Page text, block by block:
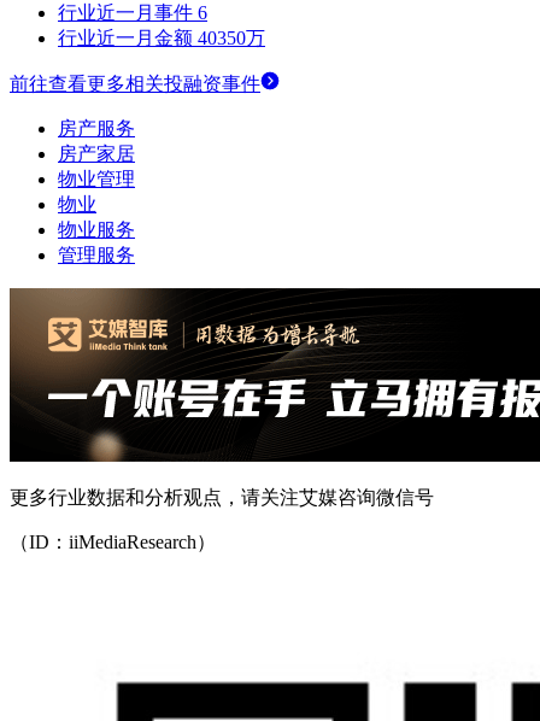
行业近一月事件 6
行业近一月金额 40350万
前往查看更多相关投融资事件
房产服务
房产家居
物业管理
物业
物业服务
管理服务
更多行业数据和分析观点，请关注艾媒咨询微信号
（ID：iiMediaResearch）